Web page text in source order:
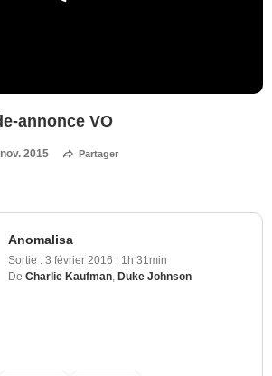
annonce VO
2015 Partager
Anomalisa
Sortie : 3 février 2016 | 1h 31min
De Charlie Kaufman Duke Johnson